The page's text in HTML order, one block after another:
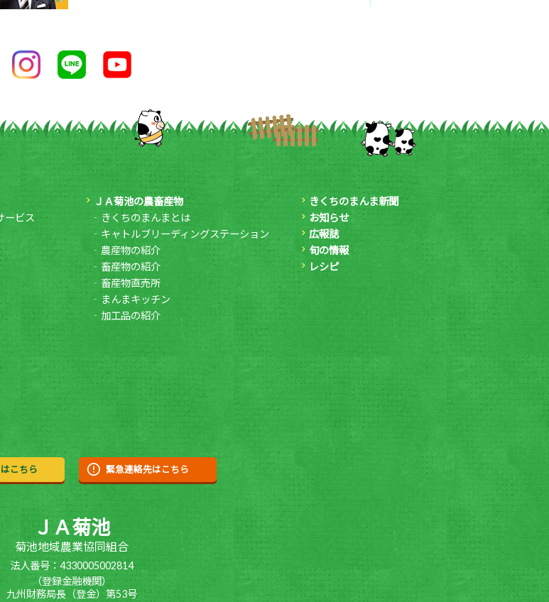
ービス
ＪＡ菊池の農畜産物
きくちのまんまとは
キャトルブリーディングステーション
農産物の紹介
畜産物の紹介
畜産物直売所
まんまキッチン
加工品の紹介
きくちのまんま新聞
お知らせ
広報誌
旬の情報
レシピ
こちら 緊急連絡先はこちら
ＪＡ菊池
菊池地域農業協同組合
法人番号：4330005002814
（登録金融機関）
九州財務局長（登金）第53号